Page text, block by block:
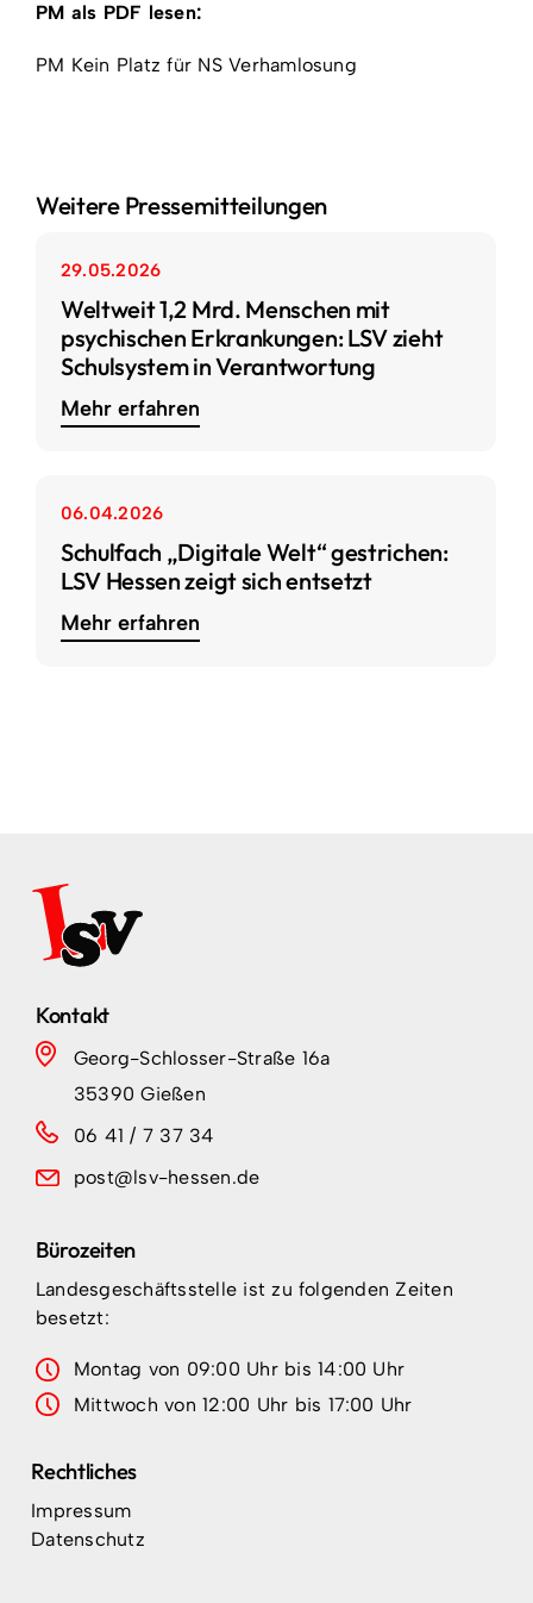
PM als PDF lesen:
PM Kein Platz für NS Verhamlosung
Weitere Pressemitteilungen
29.05.2026
Weltweit 1,2 Mrd. Menschen mit
psychischen Erkrankungen: LSV zieht
Schulsystem in Verantwortung
Mehr erfahren
06.04.2026
Schulfach „Digitale Welt“ gestrichen:
LSV Hessen zeigt sich entsetzt
Mehr erfahren
Kontakt
Georg-Schlosser-Straße 16a
35390 Gießen
06 41 / 7 37 34
post@lsv-hessen.de
Bürozeiten
Landesgeschäftsstelle ist zu folgenden Zeiten
besetzt:
Montag von 09:00 Uhr bis 14:00 Uhr
Mittwoch von 12:00 Uhr bis 17:00 Uhr
Rechtliches
Impressum
Datenschutz